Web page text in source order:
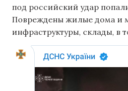
под российский удар
Повреждены жилые дома и
инфраструктуры, склады, в